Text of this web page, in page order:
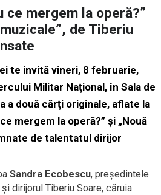
ce mergem la operă?”
de Tiberiu
te invită vineri, 8 februarie,
Militar Naţional, în Sala de
a două cărţi originale, aflate la
mergem la operă?” şi „Nouă
de talentatul dirijor
Sandra Ecobescu, președintele
dirijorul Tiberiu Soare, căruia